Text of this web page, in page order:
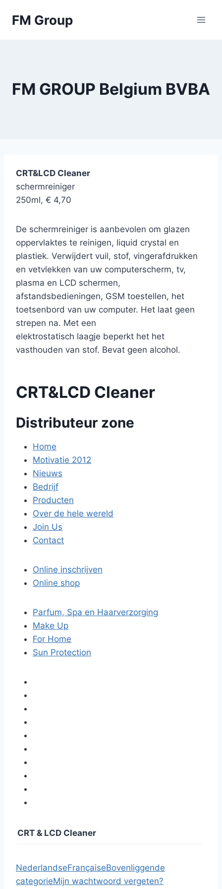
FM Group
FM GROUP Belgium BVBA
CRT&LCD Cleaner
schermreiniger
250ml, € 4,70
De schermreiniger is aanbevolen om glazen
oppervlaktes te reinigen, liquid crystal en
plastiek. Verwijdert vuil, stof, vingerafdrukken
en vetvlekken van uw computerscherm, tv,
plasma en LCD schermen,
afstandsbedieningen, GSM toestellen, het
toetsenbord van uw computer. Het laat geen
strepen na. Met een
elektrostatisch laagje beperkt het het
vasthouden van stof. Bevat geen alcohol.
CRT&LCD Cleaner
Distributeur zone
Home
Motivatie 2012
Nieuws
Bedrijf
Producten
Over de hele wereld
Join Us
Contact
Online inschrijven
Online shop
Parfum, Spa en Haarverzorging
Make Up
For Home
Sun Protection
CRT & LCD Cleaner
NederlandseFrançaiseBovenliggende
categorieMijn wachtwoord vergeten?